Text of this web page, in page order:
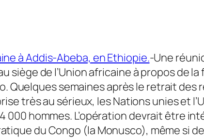
-Une
siège de l’Union africaine à propos de
Quelques semaines après le retrait des
très au sérieux, les Nations unies et
000 hommes. L’opération devrait être
du Congo (la Monusco), même si